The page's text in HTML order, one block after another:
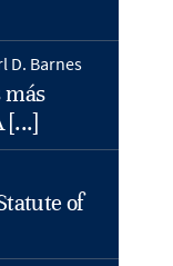
D. Barnes
más
[...]
of